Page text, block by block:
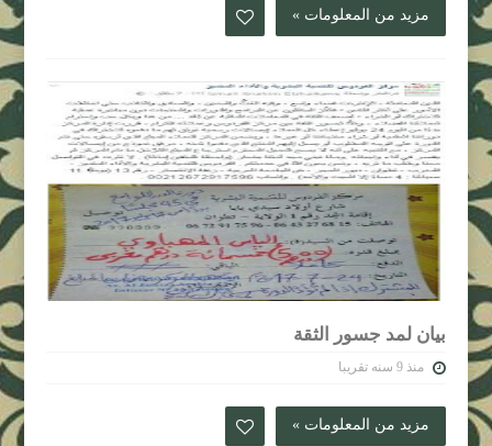
مزيد من المعلومات »
بيان لمد جسور الثقة
منذ 9 سنه تقريبا
مزيد من المعلومات »